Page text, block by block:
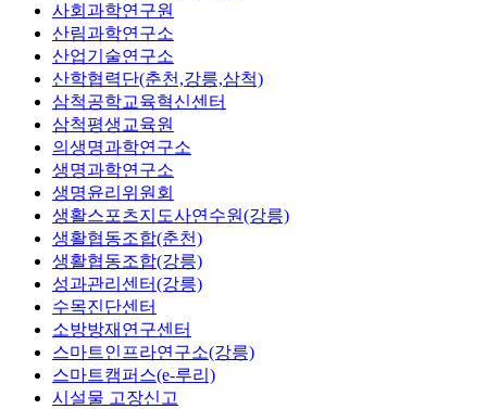
사회과학연구원
산림과학연구소
산업기술연구소
산학협력단(춘천,강릉,삼척)
삼척공학교육혁신센터
삼척평생교육원
의생명과학연구소
생명과학연구소
생명윤리위원회
생활스포츠지도사연수원(강릉)
생활협동조합(춘천)
생활협동조합(강릉)
성과관리센터(강릉)
수목진단센터
소방방재연구센터
스마트인프라연구소(강릉)
스마트캠퍼스(e-루리)
시설물 고장신고